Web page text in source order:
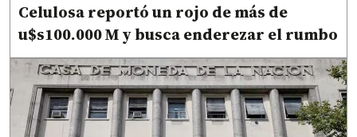
Celulosa reportó un rojo de más de
u$s100.000 M y busca enderezar el rumbo